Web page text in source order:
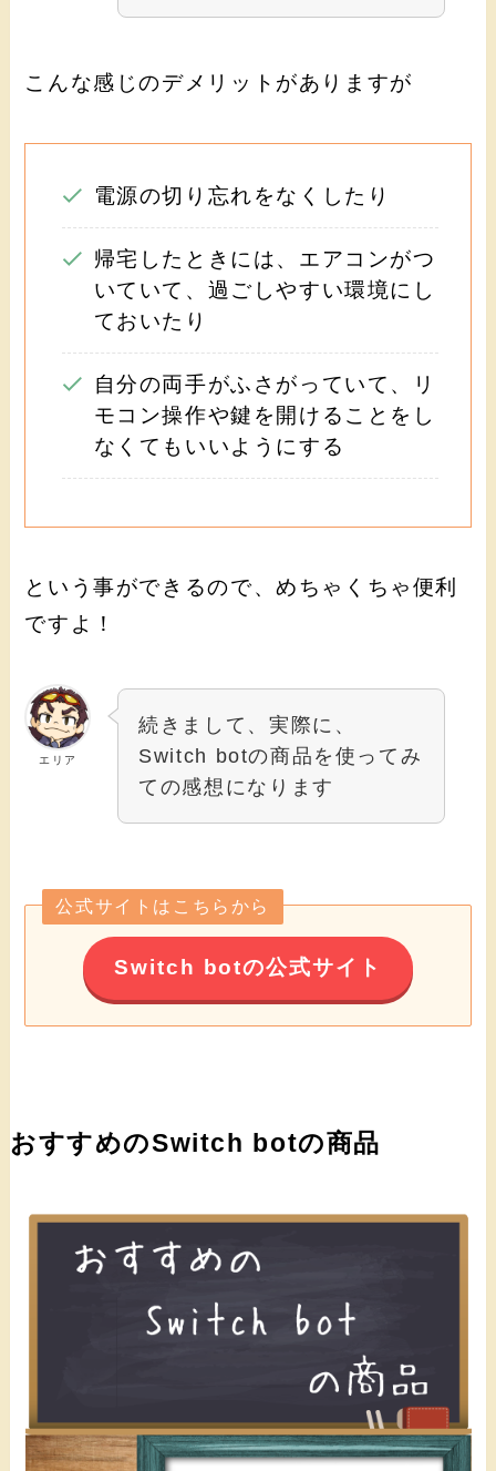
こんな感じのデメリットがありますが
電源の切り忘れをなくしたり
帰宅したときには、エアコンがつ
いていて、過ごしやすい環境にし
ておいたり
自分の両手がふさがっていて、リ
モコン操作や鍵を開けることをし
なくてもいいようにする
という事ができるので、めちゃくちゃ便利
ですよ！
エリア
続きまして、実際に、
Switch botの商品を使ってみ
ての感想になります
公式サイトはこちらから
Switch botの公式サイト
おすすめのSwitch botの商品